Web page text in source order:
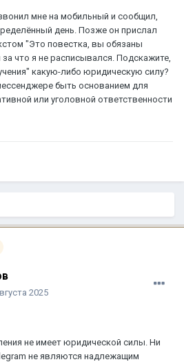
мне на мобильный и сообщил,
день. Позже он прислал
"Это повестка, вы обязаны
что я не расписывался. Подскажите,
какую-либо юридическую силу?
быть основанием для
или уголовной ответственности
2025
не имеет юридической силы. Ни
не являются надлежащим